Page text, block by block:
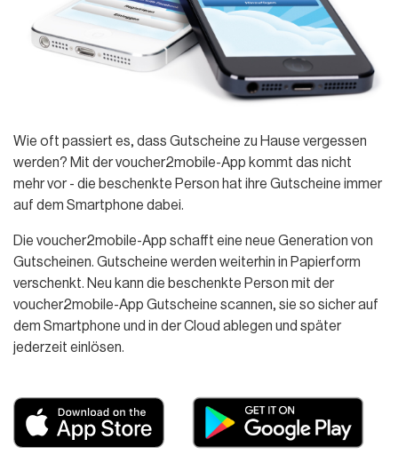
Wie oft passiert es, dass Gutscheine zu Hause vergessen
werden? Mit der voucher2mobile-App kommt das nicht
mehr vor - die beschenkte Person hat ihre Gutscheine immer
auf dem Smartphone dabei.
Die voucher2mobile-App schafft eine neue Generation von
Gutscheinen. Gutscheine werden weiterhin in Papierform
verschenkt. Neu kann die beschenkte Person mit der
voucher2mobile-App Gutscheine scannen, sie so sicher auf
dem Smartphone und in der Cloud ablegen und später
jederzeit einlösen.